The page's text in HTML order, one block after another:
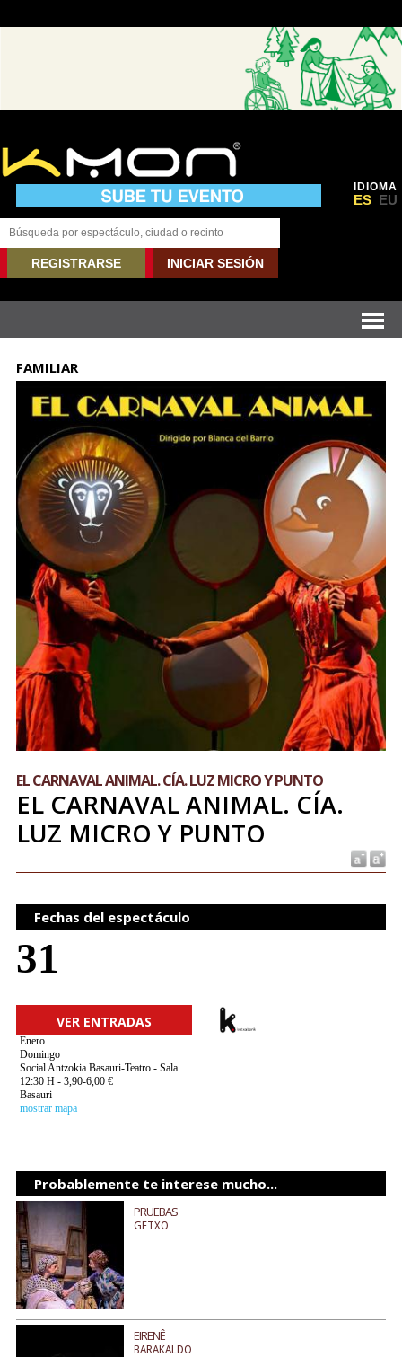
IDIOMA
ES EU
REGISTRARSE INICIAR SESIÓN
FAMILIAR
EL CARNAVAL ANIMAL. CÍA. LUZ MICRO Y PUNTO
EL CARNAVAL ANIMAL. CÍA.
LUZ MICRO Y PUNTO
Fechas del espectáculo
31
VER ENTRADAS
Enero
Domingo
Social Antzokia Basauri-Teatro - Sala
12:30 H - 3,90-6,00 €
Basauri
mostrar mapa
Probablemente te interese mucho...
PRUEBAS
GETXO
EIRENÊ
BARAKALDO